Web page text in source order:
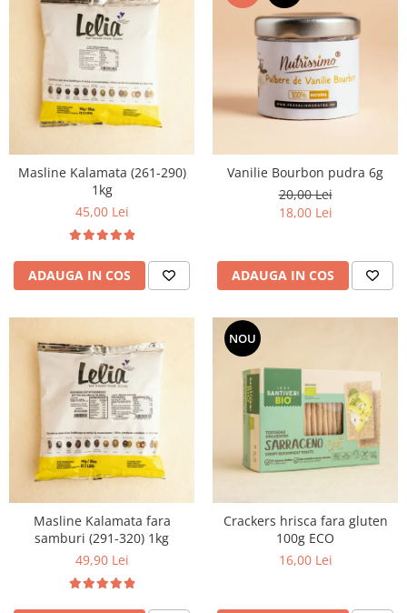
Masline Kalamata (261-290)
1kg
45,00 Lei
ADAUGA IN COS
Vanilie Bourbon pudra 6g
20,00 Lei
18,00 Lei
ADAUGA IN COS
Masline Kalamata fara
samburi (291-320) 1kg
49,90 Lei
NOU
Crackers hrisca fara gluten
100g ECO
16,00 Lei